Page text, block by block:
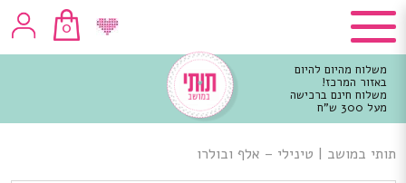
0
משלוח מהיום להיום
באזור המרכז!
משלוח חינם ברכישה
מעל 300 ש"ח
מרכזי
תותי במושב | טינילי – אלף ובולרו